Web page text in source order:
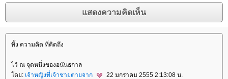
ทิ้ง ความคิด ที่คิดถึง
ไว้ ณ จุดหนึ่งของอนันธกาล
ดย: เจ้าหญิงที่เจ้าชายตายจาก 22 มกราคม 2555 2:13:08 น.